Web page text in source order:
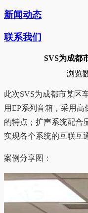
新闻动态
联系我们
SVS为成都
浏览
此次SVS为成都市某区
用EP系列音箱，采用
的特点；扩声系统配合
实现各个系统的互联互
案例分享图：